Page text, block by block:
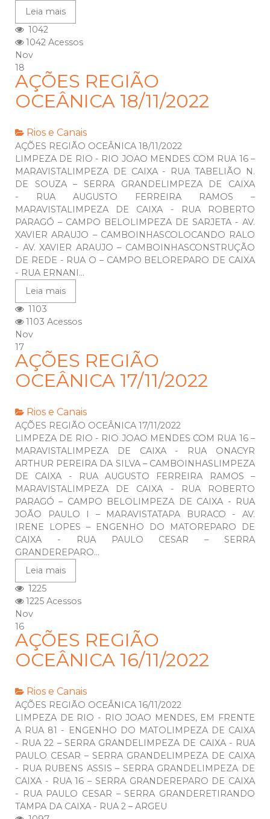
Leia mais
1042
1042 Acessos
Nov
18
AÇÕES REGIÃO
OCEÂNICA 18/11/2022
Rios e Canais
AÇÕES REGIÃO OCEÂNICA 18/11/2022
LIMPEZA DE RIO - RIO JOAO MENDES COM RUA 16 –
MARAVISTALIMPEZA DE CAIXA - RUA TABELIÃO N.
DE SOUZA – SERRA GRANDELIMPEZA DE CAIXA
- RUA AUGUSTO FERREIRA RAMOS –
MARAVISTALIMPEZA DE CAIXA - RUA ROBERTO
PARAGÓ – CAMPO BELOLIMPEZA DE SARJETA - AV.
XAVIER ARAUJO – CAMBOINHASCOLOCANDO RALO
- AV. XAVIER ARAUJO – CAMBOINHASCONSTRUÇÃO
DE REDE - RUA O – CAMPO BELOREPARO DE CAIXA
- RUA ERNANI...
Leia mais
1103
1103 Acessos
Nov
17
AÇÕES REGIÃO
OCEÂNICA 17/11/2022
Rios e Canais
AÇÕES REGIÃO OCEÂNICA 17/11/2022
LIMPEZA DE RIO - RIO JOAO MENDES COM RUA 16 –
MARAVISTALIMPEZA DE CAIXA - RUA ONACYR
ARTHUR PEREIRA DA SILVA – CAMBOINHASLIMPEZA
DE CAIXA - RUA AUGUSTO FERREIRA RAMOS –
MARAVISTALIMPEZA DE CAIXA - RUA ROBERTO
PARAGÓ – CAMPO BELOLIMPEZA DE CAIXA - RUA
JOÃO PAULO I – MARAVISTATAPA BURACO - AV.
IRENE LOPES – ENGENHO DO MATOREPARO DE
CAIXA - RUA PAULO CESAR – SERRA
GRANDEREPARO...
Leia mais
1225
1225 Acessos
Nov
16
AÇÕES REGIÃO
OCEÂNICA 16/11/2022
Rios e Canais
AÇÕES REGIÃO OCEÂNICA 16/11/2022
LIMPEZA DE RIO - RIO JOAO MENDES, EM FRENTE
A RUA 81 - ENGENHO DO MATOLIMPEZA DE CAIXA
- RUA 22 – SERRA GRANDELIMPEZA DE CAIXA - RUA
PAULO CESAR – SERRA GRANDELIMPEZA DE CAIXA
- RUA RUBENS ASSIS – SERRA GRANDELIMPEZA DE
CAIXA - RUA 16 – SERRA GRANDEREPARO DE CAIXA
- RUA PAULO CESAR – SERRA GRANDERETIRANDO
TAMPA DA CAIXA - RUA 2 – ARGEU